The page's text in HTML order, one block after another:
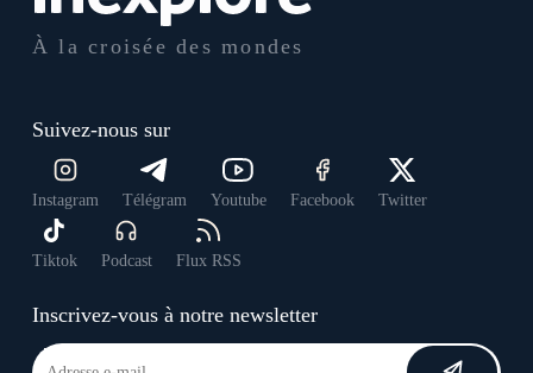
À la croisée des mondes
Suivez-nous sur
Instagram Télégram Youtube Facebook Twitter
Tiktok Podcast Flux RSS
Inscrivez-vous à notre newsletter